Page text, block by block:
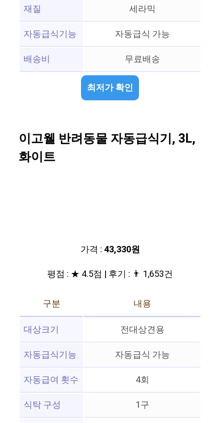
재질
세라믹
자동급식기능
자동급식 가능
배송비
무료배송
최저가 확인
이고웰 반려동물 자동급식기, 3L,
화이트
가격 :43,330원
평점 : ★ 4.5점 | 후기 : 👨‍‍ 1,653건
구분
내용
대상크기
전대상견용
자동급식기능
자동급식 가능
자동급여 횟수
4회
식탁 구성
1구